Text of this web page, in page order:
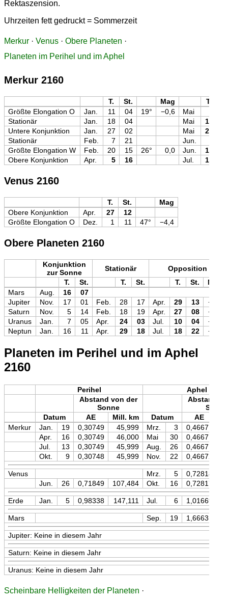
Rektaszension.
Uhrzeiten fett gedruckt = Sommerzeit
Merkur · Venus · Obere Planeten ·
Planeten im Perihel und im Aphel
Merkur 2160
T. St. Mag T.
Größte Elongation O
Jan. 11 04 19° −0,6 Mai
Stationär
Jan. 18 04 Mai 13
Untere Konjunktion
Jan. 27 02 Mai 24
Stationär
Feb. 7 21 Jun.
Größte Elongation W
Feb. 20 15 26° 0,0 Jun. 19
Obere Konjunktion
Apr. 5 16 Jul. 19
Venus 2160
T. St.
Mag
Obere Konjunktion
Apr. 27
12
Größte Elongation O
Dez. 1 11 47° −4,4
Obere Planeten 2160
Konjunktion
zur Sonne
Stationär
Opposition
T.
St. T. St. T. St.
Mag
Mars
Aug. 16
07
Jupiter
Nov. 17 01 Feb. 28 17 Apr. 29 13
−2,5
Saturn
Nov. 5 14 Feb. 18 19 Apr. 27 08
+0,1
Uranus
Jan. 7 05 Apr. 24 03 Jul. 10 04
+5,6
Neptun
Jan. 16 11 Apr. 29 18 Jul. 18 22 +7,9
Planeten im Perihel und im Aphel
2160
Perihel
Aphel
Abstand von der
Sonne
Abstand
Sonne
Datum
AE Mill. km Datum AE
Merkur
Jan. 19 0,30749 45,999 Mrz. 3 0,46671
Apr.
16 0,30749 46,000 Mai 30 0,46671
Jul.
13 0,30749 45,999 Aug. 26 0,46671
Okt.
9 0,30748 45,999 Nov. 22 0,46672
Venus Mrz. 5 0,72818
Jun.
26 0,71849 107,484 Okt. 16 0,72817
Erde Jan. 5 0,98338 147,111 Jul. 6 1,01669
Mars Sep. 19 1,66631
Jupiter: Keine in diesem Jahr
Saturn: Keine in diesem Jahr
Uranus: Keine in diesem Jahr
Scheinbare Helligkeiten der Planeten ·